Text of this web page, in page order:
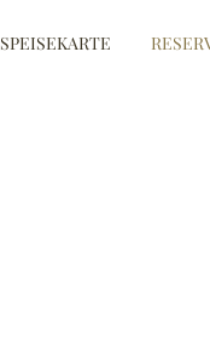
SPEISEKARTE